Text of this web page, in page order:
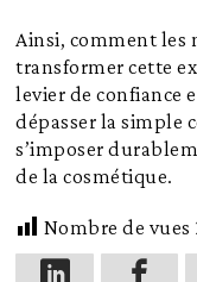
Ainsi, comment les
transformer cette
levier de confiance
dépasser la simple
s’imposer
de la cosmétique.
Nombre de vues